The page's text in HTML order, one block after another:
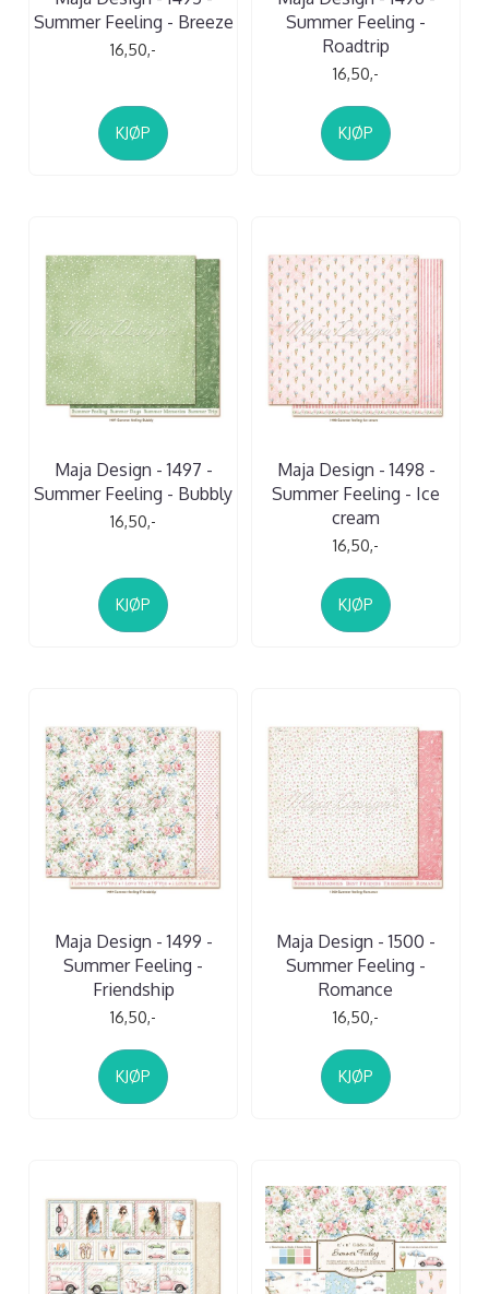
Summer Feeling - Breeze
16,50,-
KJØP
Summer Feeling -
Roadtrip
16,50,-
KJØP
Maja Design - 1497 -
Summer Feeling - Bubbly
16,50,-
KJØP
Maja Design - 1498 -
Summer Feeling - Ice
cream
16,50,-
KJØP
Maja Design - 1499 -
Summer Feeling -
Friendship
16,50,-
KJØP
Maja Design - 1500 -
Summer Feeling -
Romance
16,50,-
KJØP